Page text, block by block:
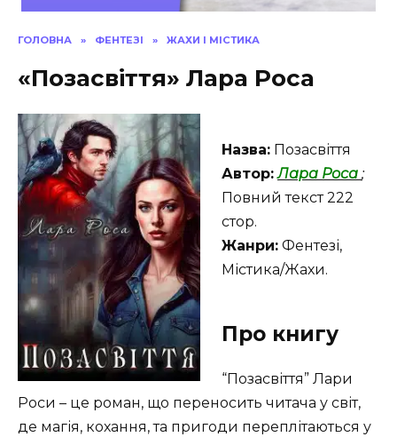
ГОЛОВНА » ФЕНТЕЗІ » ЖАХИ І МІСТИКА
«Позасвіття» Лара Роса
Назва: Позасвіття
Автор: Лара Роса ;
Повний текст 222
стор.
Жанри: Фентезі,
Містика/Жахи.
Про книгу
“Позасвіття” Лари
Роси – це роман, що переносить читача у світ,
де магія, кохання, та пригоди переплітаються у